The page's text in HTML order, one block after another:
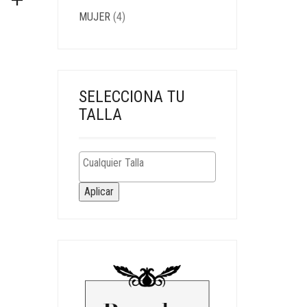
MUJER (4)
SELECCIONA TU
TALLA
Aplicar